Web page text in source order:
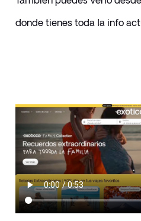
donde tienes toda la info